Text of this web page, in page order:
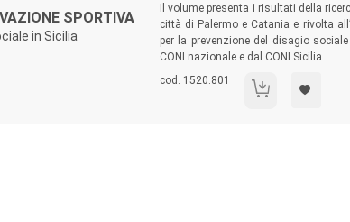
SPORTIVA
in Sicilia
Sommario:
Il volume presenta i risultati della
città di Palermo e Catania e rivolta
per la prevenzione del disagio
CONI nazionale e dal CONI Sicilia.
Codice libro:
cod. 1520.801 Contrastare la